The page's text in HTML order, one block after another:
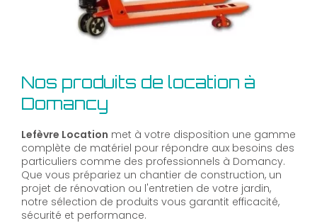
Nos produits de location à
Domancy
Lefèvre Location met à votre disposition une gamme
complète de matériel pour répondre aux besoins des
particuliers comme des professionnels à Domancy.
Que vous prépariez un chantier de construction, un
projet de rénovation ou l'entretien de votre jardin,
notre sélection de produits vous garantit efficacité,
sécurité et performance.